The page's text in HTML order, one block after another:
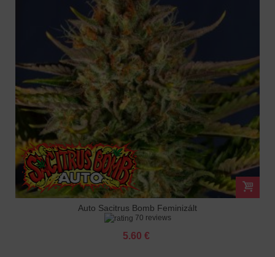
Auto Sacitrus Bomb Feminizált
70 reviews
5.60 €